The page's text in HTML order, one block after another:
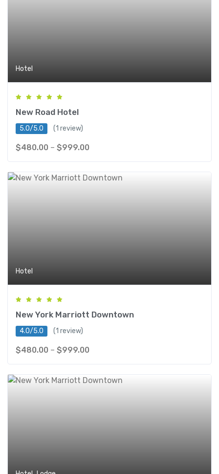
Hotel
New Road Hotel
5.0/5.0 (1 review)
$480.00 – $999.00
Hotel
New York Marriott Downtown
4.0/5.0 (1 review)
$480.00 – $999.00